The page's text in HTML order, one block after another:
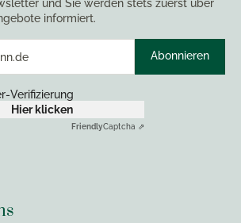
und Sie werden stets zuerst über
informiert.
Abonnieren
Verifizierung
Hier klicken
FriendlyCaptcha ⇗